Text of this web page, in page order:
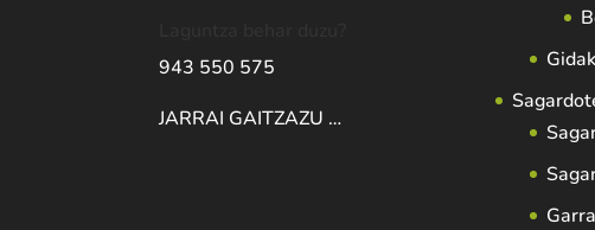
943 550 575
JARRAI GAITZAZU …